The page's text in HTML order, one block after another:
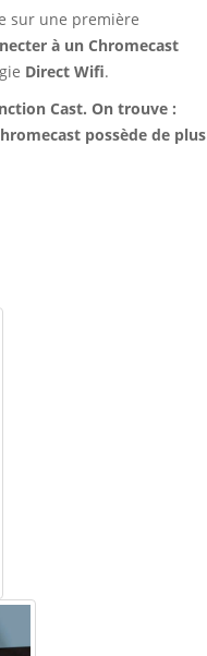
sur une première
à un Chromecast
Direct Wifi.
Cast. On trouve :
possède de plus